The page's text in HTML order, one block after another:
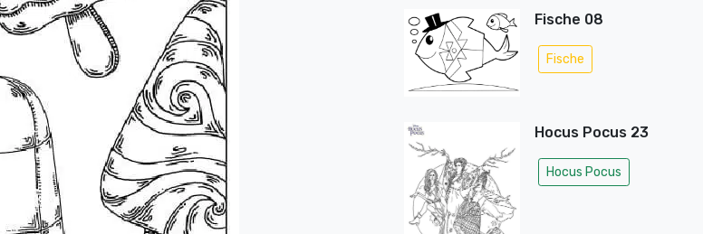
Fische 08
Fische
Hocus Pocus 23
Hocus Pocus